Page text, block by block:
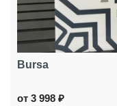
Bursa
от 3 998 ₽